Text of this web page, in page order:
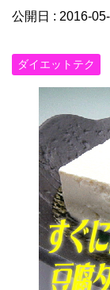
公開日 : 2016-
ダイエットテク